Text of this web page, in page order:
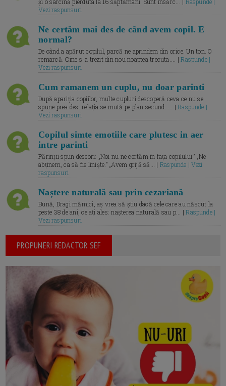
și o sarcină pierduta la 16 săptămâni. Sunt însărc... | Raspunde |
Vezi raspunsuri
Ne certăm mai des de când avem copil. E
normal?
De când a apărut copilul, parcă ne aprindem din orice. Un ton. O
remarcă. Cine s-a trezit din nou noaptea trecuta.... |Raspunde |
Vezi raspunsuri
Cum ramanem un cuplu, nu doar parinti
După apariția copiilor, multe cupluri descoperă ceva ce nu se
spune prea des: relația se mută pe plan secund. ... |Raspunde |
Vezi raspunsuri
Copilul simte emotiile care plutesc in aer
intre parinti
Părinții spun deseori: „Noi nu ne certăm în fața copilului.” „Ne
abținem, ca să fie liniște.” „Avem grijă să... | Raspunde | Vezi
raspunsuri
Naștere naturală sau prin cezariană
Bună, Dragi mămici, aș vrea să știu dacă cele care au născut la
peste 38 de ani, ce ați ales: nașterea naturală sau p... |Raspunde |
Vezi raspunsuri
PROPUNERI REDACTOR SEF